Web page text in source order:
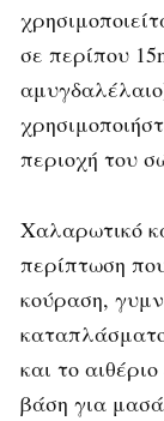
σε περίπου
περιοχή του
Χαλαρωτικό
περίπτωση
κούραση,
και το
βάση για